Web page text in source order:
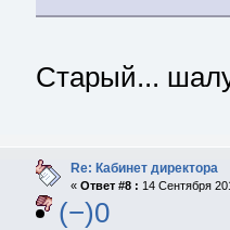
Старый...
Re: Кабинет директора
« Ответ #8 : 14 Сентября
(−)0